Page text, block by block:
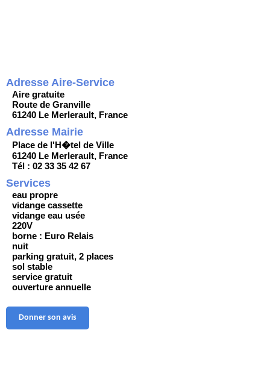
Adresse Aire-Service
Aire gratuite
Route de Granville
61240 Le Merlerault, France
Adresse Mairie
Place de l'H�tel de Ville
61240 Le Merlerault, France
Tél : 02 33 35 42 67
Services
eau propre
vidange cassette
vidange eau usée
220V
borne : Euro Relais
nuit
parking gratuit, 2 places
sol stable
service gratuit
ouverture annuelle
Donner son avis